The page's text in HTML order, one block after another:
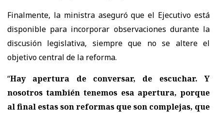
Finalmente, la ministra aseguró que el Ejecutivo está
disponible para incorporar observaciones durante la
discusión legislativa, siempre que no se altere el
objetivo central de la reforma.
“Hay apertura de conversar, de escuchar. Y
nosotros también tenemos esa apertura, porque
al final estas son reformas que son complejas, que